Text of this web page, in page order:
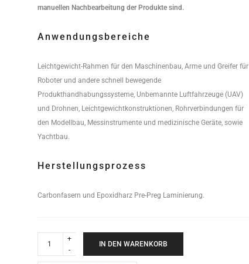
manuellen Nachbearbeitung der Produkte sind.
Anwendungsbereiche
Leichtgewicht-Rahmen für den Maschinenbau, Arme und Greifer für
Roboter und andere schnell bewegende
Produkthandhabungssysteme, Unbemannte Luftfahrzeuge (UAV)
und Drohnen, Leichtgewichtkonstruktionen, Rohrverbindungen für
den Modellbau, Messinstrumente und medizinische Geräte, sowie
Yachtbau.
Herstellungsprozess
Carbonfasern und Epoxidharz Pre-Preg Laminierung.
Performance
IN DEN WARENKORB